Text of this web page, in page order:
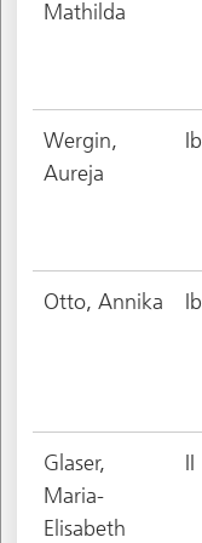
Mathilda
Wergin,
Aureja
Ib
Otto, Annika Ib
Glaser,
Maria-
Elisabeth
II